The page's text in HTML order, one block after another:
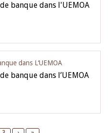
banque dans l'UEMOA
dans L‘UEMOA
banque dans l’UEMOA